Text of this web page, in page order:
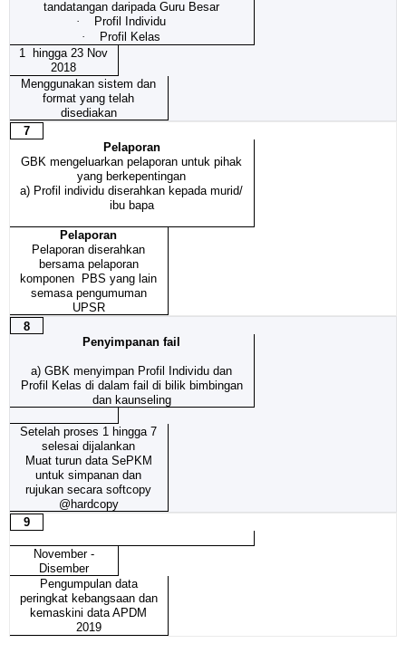
tandatangan daripada Guru Besar
·
Profil Individu
·
Profil Kelas
1 hingga 23 Nov
2018
Menggunakan sistem dan
format yang telah
disediakan
7
Pelaporan
GBK mengeluarkan pelaporan untuk pihak
yang berkepentingan
a) Profil individu diserahkan kepada murid/
ibu bapa
Pelaporan
Pelaporan diserahkan
bersama pelaporan
komponen PBS yang lain
semasa pengumuman
UPSR
8
Penyimpanan fail
a) GBK menyimpan Profil Individu dan
Profil Kelas di dalam fail di bilik bimbingan
dan kaunseling
Setelah proses 1 hingga 7
selesai dijalankan
Muat turun data SePKM
untuk simpanan dan
rujukan secara softcopy
@hardcopy
9
November -
Disember
Pengumpulan data
peringkat kebangsaan dan
kemaskini data APDM
2019